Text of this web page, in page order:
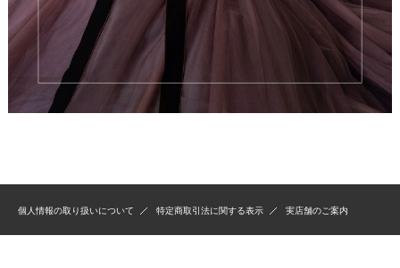
個人情報の取り扱いについて 特定商取引法に関する表示 実店舗のご案内